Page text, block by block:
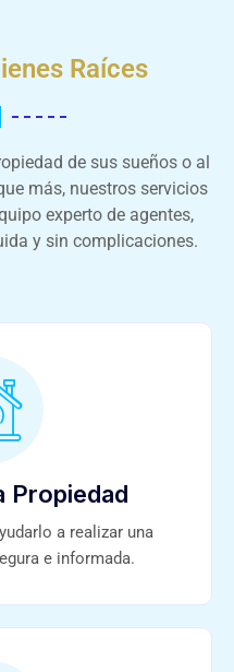
Raíces
de sus sueños o al
más, nuestros servicios
experto de agentes,
y sin complicaciones.
Propiedad
a realizar una
e informada.